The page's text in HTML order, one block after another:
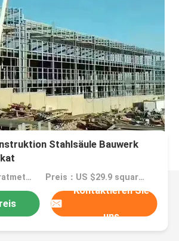
Stahlsäule Bauwerk
MOQ：100 Quadratmeter Preis：US $29.9 square meter
Kontaktieren Sie
uns